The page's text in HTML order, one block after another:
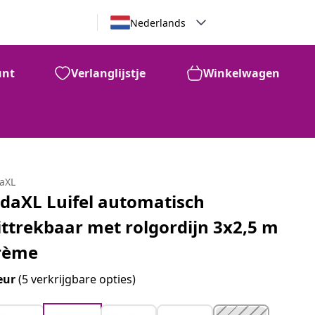
Nederlands
Verlanglijstje Winkelwagen
Luifel automatisch
met rolgordijn 3x2,5 m
(5 verkrijgbare opties)